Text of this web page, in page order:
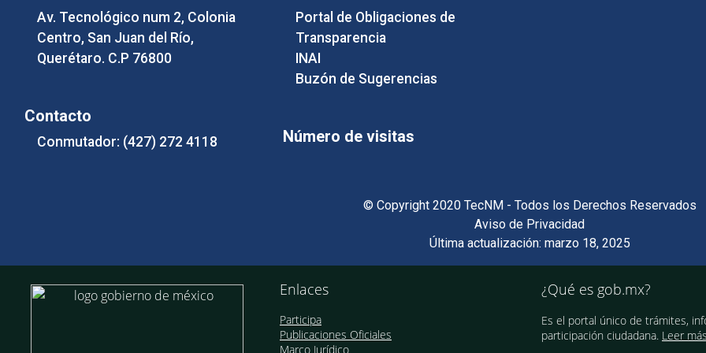
Av. Tecnológico num 2, Colonia
Centro, San Juan del Río,
Querétaro. C.P 76800
Contacto
Conmutador: (427) 272 4118
Portal de Obligaciones de
Transparencia
INAI
Buzón de Sugerencias
Número de visitas
© Copyright 2020 TecNM - Todos los Derechos Reservados
Aviso de Privacidad
Última actualización: marzo 18, 2025
Enlaces
Participa
Publicaciones Oficiales
Marco Jurídico
¿Qué es gob.mx?
Es el portal único de trámites,
participación ciudadana. Leer más